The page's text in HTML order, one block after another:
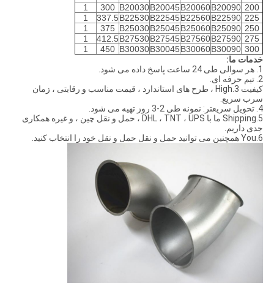
200
B20090
B20060
B20045
B20030
300
1
225
B22590
B22560
B22545
B22530
337.5
1
250
B25090
B25060
B25045
B25030
375
1
275
B27590
B27560
B27545
B27530
412.5
1
300
B30090
B30060
B30045
B30030
450
1
خدمات ما:
1. هر سوالی طی 24 ساعت پاسخ داده می شود.
2. تیم حرفه ای.
کیفیت 3.High ، طرح های استاندارد ، قیمت مناسب و رقابتی ، زمان
سرب سریع.
4. تحویل سریعتر: نمونه طی 2-3 روز تهیه می شود.
5.Shipping ما با DHL ، TNT ، UPS ، حمل و نقل چین ، و غیره همکاری
جدی داریم.
6.You همچنین می توانید حمل و نقل حمل و نقل خود را انتخاب کنید.